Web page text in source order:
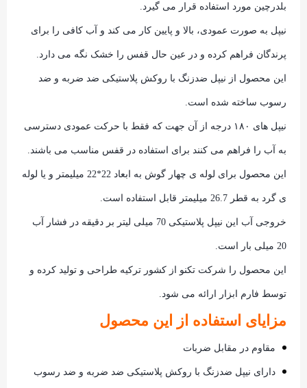
بلدرچین مورد استفاده قرار می گیرد.
نیپل به صورت عمودی، بالا و پایین کار می کند و آب کافی را برای
پرندگان فراهم کرده و در عین حال قفس را خشک نگه می دارد.
این محصول از نیپل ضدزنگ با روکش پلاستیکی ضد ضربه و ضد
رسوب ساخته شده است.
نیپل های ۱۸۰ درجه از آن جهت که فقط با حرکت عمودی دسترسی
به آب را فراهم می کنند برای استفاده در قفس مناسب می باشند.
این محصول برای لوله ی چهار گوش به ابعاد 22*22 میلیمتر و یا لوله
ی گرد به قطر 26.7 میلیمتر قابل استفاده است.
خروجی آب این نیپل پلاستیکی 70 میلی لیتر بر دقیقه در فشار آب
20 میلی بار است.
این محصول را شرکت تکنو از کشور ترکیه طراحی و تولید کرده و
توسط فارم ابزار ارائه می شود.
مزایای استفاده از این محصول
مقاوم در مقابل ضربات
دارای نیپل ضدزنگ با روکش پلاستیکی ضد ضربه و ضد رسوب